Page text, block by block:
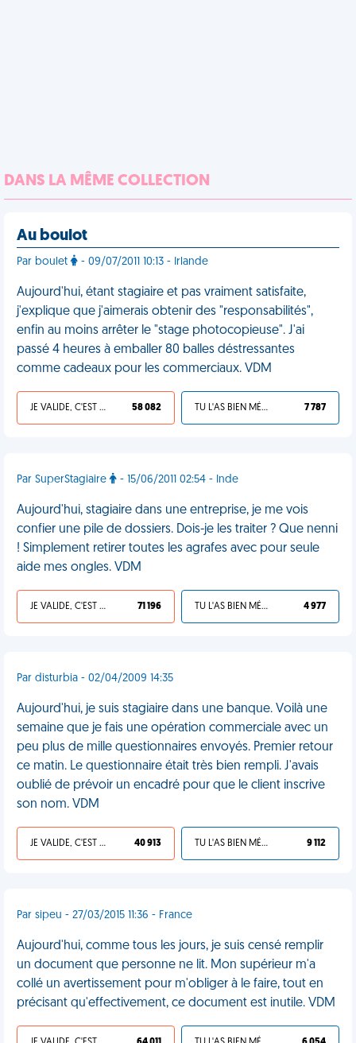
DANS LA MÊME COLLECTION
Au boulot
Par boulet - 09/07/2011 10:13 - Irlande
Aujourd'hui, étant stagiaire et pas vraiment satisfaite,
j'explique que j'aimerais obtenir des "responsabilités",
enfin au moins arrêter le "stage photocopieuse". J'ai
passé 4 heures à emballer 80 balles déstressantes
comme cadeaux pour les commerciaux. VDM
JE VALIDE, C'EST UNE VDM 58 082 TU L'AS BIEN MÉRITÉ 7 787
Par SuperStagiaire - 15/06/2011 02:54 - Inde
Aujourd'hui, stagiaire dans une entreprise, je me vois
confier une pile de dossiers. Dois-je les traiter ? Que nenni
! Simplement retirer toutes les agrafes avec pour seule
aide mes ongles. VDM
JE VALIDE, C'EST UNE VDM 71 196 TU L'AS BIEN MÉRITÉ 4 977
Par disturbia - 02/04/2009 14:35
Aujourd'hui, je suis stagiaire dans une banque. Voilà une
semaine que je fais une opération commerciale avec un
peu plus de mille questionnaires envoyés. Premier retour
ce matin. Le questionnaire était très bien rempli. J'avais
oublié de prévoir un encadré pour que le client inscrive
son nom. VDM
JE VALIDE, C'EST UNE VDM 40 913 TU L'AS BIEN MÉRITÉ 9 112
Par sipeu - 27/03/2015 11:36 - France
Aujourd'hui, comme tous les jours, je suis censé remplir
un document que personne ne lit. Mon supérieur m'a
collé un avertissement pour m'obliger à le faire, tout en
précisant qu'effectivement, ce document est inutile. VDM